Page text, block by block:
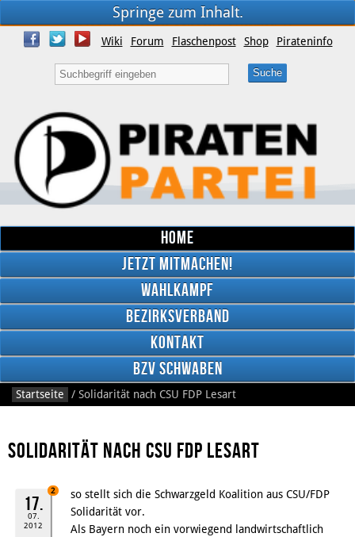
Springe zum Inhalt.
Wiki Forum Flaschenpost Shop Pirateninfo
Home
Jetzt mitmachen!
Wahlkampf
Bezirksverband
Kontakt
BzV Schwaben
Startseite / Solidarität nach CSU FDP Lesart
Solidarität nach CSU FDP Lesart
2
17.
07.
2012
so stellt sich die Schwarzgeld Koalition aus CSU/FDP
Solidarität vor.
Als Bayern noch ein vorwiegend landwirtschaftlich